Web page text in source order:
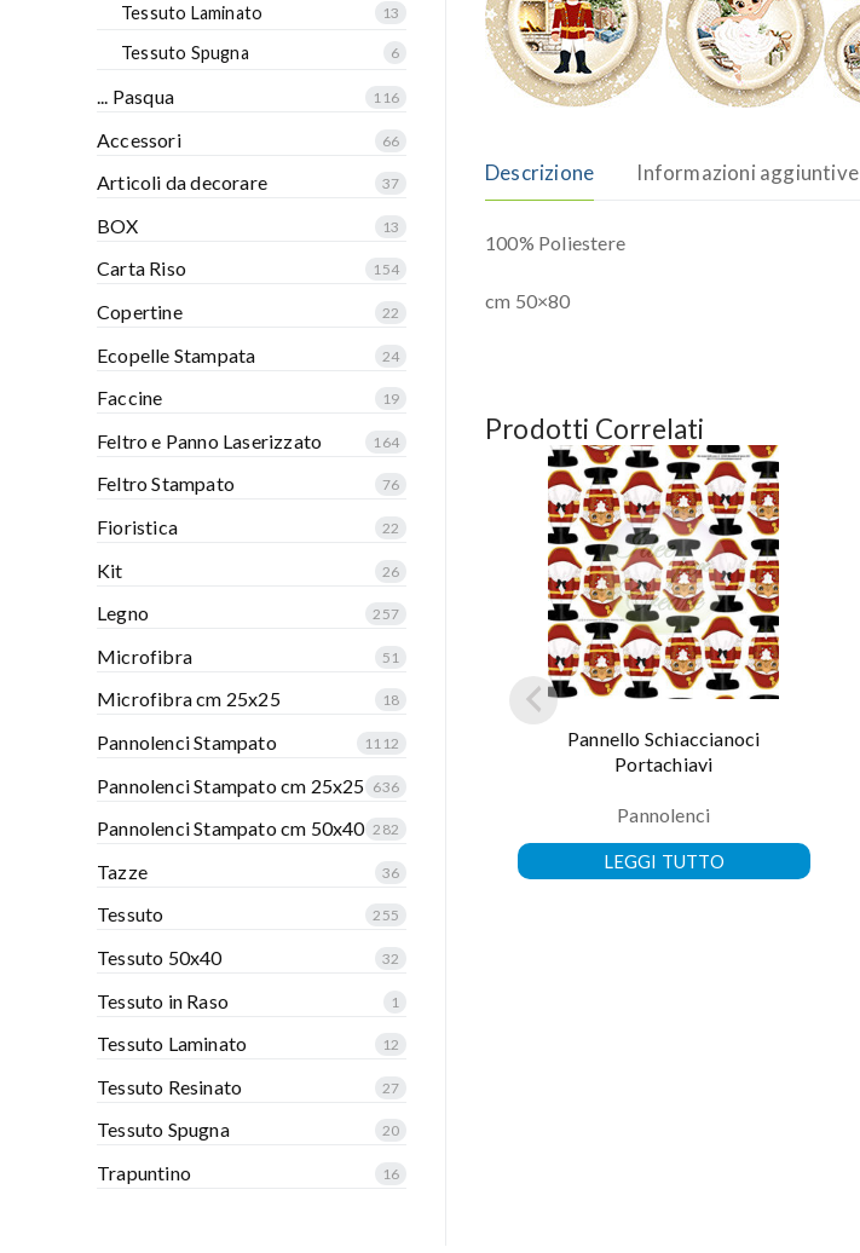
Descrizione Informazioni aggiuntive
100% Poliestere
cm 50×80
Prodotti Correlati
Pannello Schiaccianoci
Portachiavi
Pannolenci
LEGGI TUTTO
Tessuto Laminato 13
Tessuto Spugna 6
... Pasqua 116
Accessori 66
Articoli da decorare 37
BOX 13
Carta Riso 154
Copertine 22
Ecopelle Stampata 24
Faccine 19
Feltro e Panno Laserizzato 164
Feltro Stampato 76
Fioristica 22
Kit 26
Legno 257
Microfibra 51
Microfibra cm 25x25 18
Pannolenci Stampato 1112
Pannolenci Stampato cm 25x25 636
Pannolenci Stampato cm 50x40 282
Tazze 36
Tessuto 255
Tessuto 50x40 32
Tessuto in Raso 1
Tessuto Laminato 12
Tessuto Resinato 27
Tessuto Spugna 20
Trapuntino 16